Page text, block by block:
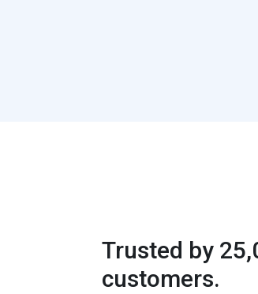
Trusted by
customers.